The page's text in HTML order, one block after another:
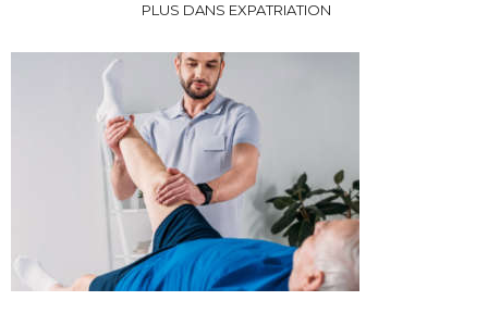
PLUS DANS EXPATRIATION